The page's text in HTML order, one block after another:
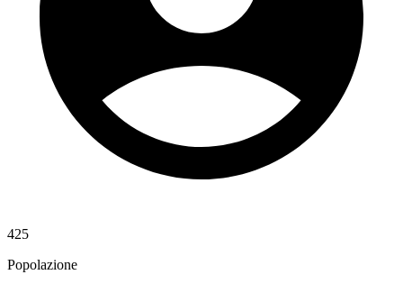
425
Popolazione